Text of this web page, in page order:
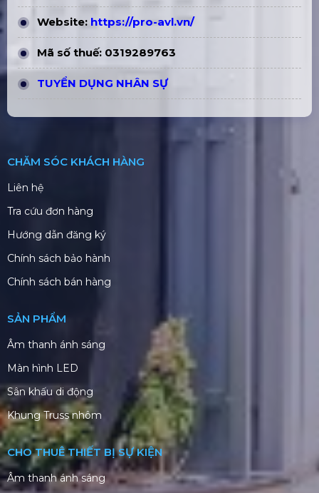
Website: https://pro-avl.vn/
Mã số thuế: 0319289763
TUYỂN DỤNG NHÂN SỰ
CHĂM SÓC KHÁCH HÀNG
Liên hệ
Tra cứu đơn hàng
Hướng dẫn đăng ký
Chính sách bảo hành
Chính sách bán hàng
SẢN PHẨM
Âm thanh ánh sáng
Màn hình LED
Sân khấu di động
Khung Truss nhôm
CHO THUÊ THIẾT BỊ SỰ KIỆN
Âm thanh ánh sáng